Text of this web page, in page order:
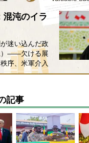
混沌のイラ
迷い込んだ政
）――欠ける展
序、米軍介入
記事